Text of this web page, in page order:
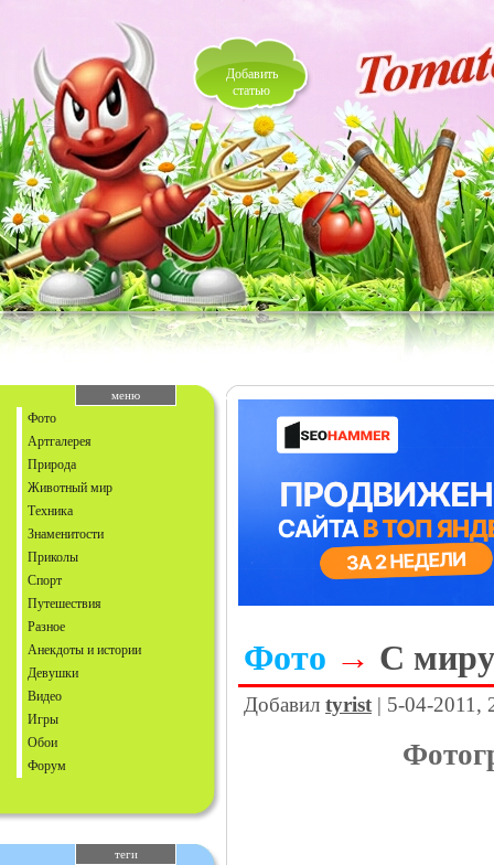
Добавить
статью
меню
Фото
Артгалерея
Природа
Животный мир
Техника
Знаменитости
Приколы
Спорт
Путешествия
Разное
Анекдоты и истории
Девушки
Видео
Игры
Обои
Форум
теги
Фото → С
Добавил tyrist | 5-04-